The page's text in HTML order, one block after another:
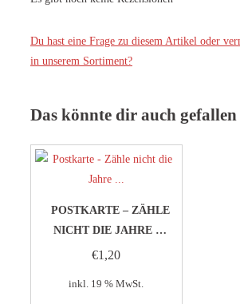
Du hast eine Frage zu diesem Artikel oder
in unserem Sortiment?
Das könnte dir auch
POSTKARTE – ZÄHLE
NICHT DIE JAHRE …
€1,20
inkl. 19 % MwSt.